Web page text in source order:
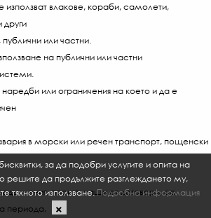
за да подобри услугите и опита на
решите да продължите разглеждането му,
тяхното използване.Подробна информация
използват влакове, кораби, самолети,
или частни.
на публични или частни
наредби или ограничения на което и да е
в морски или речен транспорт, пощенски
произтичащи от договори, са
периода,